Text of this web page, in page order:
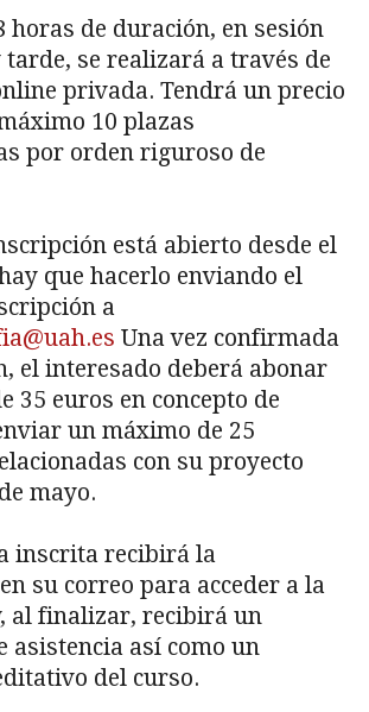
horas de duración, en sesión
tarde, se realizará a través de
privada. Tendrá un precio
10 plazas
por orden riguroso de
está abierto desde el
que hacerlo enviando el
a
Una vez confirmada
el interesado deberá abonar
35 euros en concepto de
un máximo de 25
con su proyecto
mayo.
inscrita recibirá la
su correo para acceder a la
al finalizar, recibirá un
asistencia así como un
del curso.